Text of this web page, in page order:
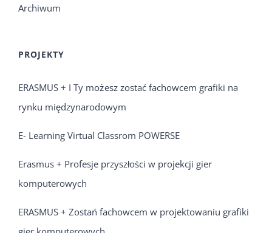
Archiwum
PROJEKTY
ERASMUS + I Ty możesz zostać fachowcem grafiki na
rynku międzynarodowym
E- Learning Virtual Classrom POWERSE
Erasmus + Profesje przyszłości w projekcji gier
komputerowych
ERASMUS + Zostań fachowcem w projektowaniu grafiki